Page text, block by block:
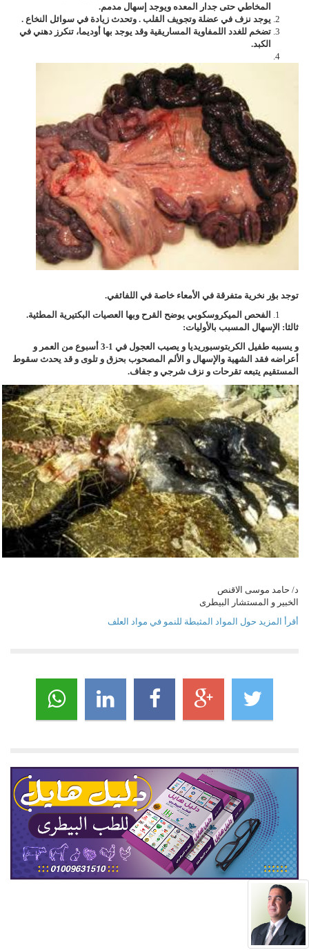
المخاطي حتى جدار المعده ويوجد إسهال مدمم.
يوجد نزف في عضلة وتجويف القلب . وتحدث زيادة في سوائل النخاع .
تضخم للغدد اللمفاوية المساريقية وقد يوجد بها أوديما، تنكرز دهني في
الكبد.
توجد بؤر نخرية متفرقة في الأمعاء خاصة في اللفائفي.
الفحص الميكروسكوبي يوضح القرح وبها العصيات البكتيرية المطثية.
ثالثا: الإسهال المسبب بالأوليات:
و يسببه طفيل الكربتوسبوريديا و يصيب العجول في 1-3 أسبوع من العمر و
أعراضه فقد الشهية والإسهال و الألم المصحوب بحزق و تلوى و قد يحدث سقوط
المستقيم يتبعه تقرحات و نزف شرجي و جفاف.
د/ حامد موسى الاقنص
الخبير و المستشار البيطرى
أقرأ المزيد حول المواد المثبطة للنمو في مواد العلف